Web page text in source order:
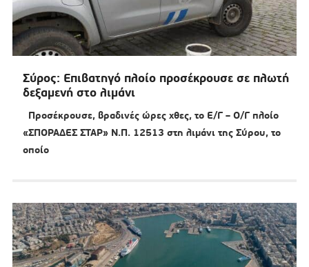
Σύρος: Επιβατηγό πλοίο προσέκρουσε σε πλωτή
δεξαμενή στο λιμάνι
Προσέκρουσε, βραδινές ώρες χθες, το Ε/Γ – Ο/Γ πλοίο
«ΣΠΟΡΑΔΕΣ ΣΤΑΡ» Ν.Π. 12513 στη λιμάνι της Σύρου, το
οποίο